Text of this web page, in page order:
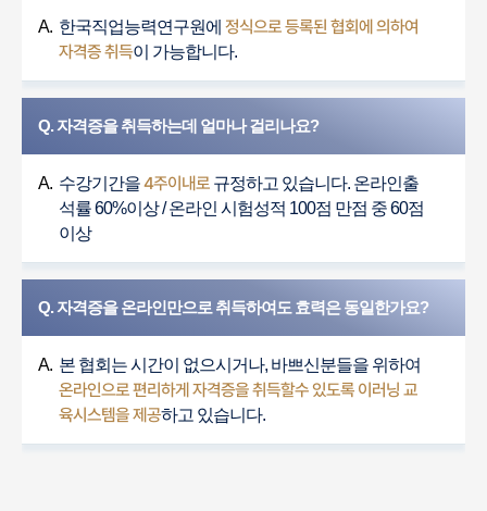
A. 한국직업능력연구원에 정식으로 등록된 협회에 의하여
자격증 취득이 가능합니다.
Q. 자격증을 취득하는데 얼마나 걸리나요?
A. 수강기간을4주이내로규정하고 있습니다. 온라인출
석률 60%이상 / 온라인 시험성적 100점 만점 중 60점
이상
Q. 자격증을 온라인만으로 취득하여도 효력은 동일한가요?
A. 본 협회는 시간이 없으시거나, 바쁘신분들을 위하여
온라인으로 편리하게 자격증을 취득할수 있도록 이러닝 교
육시스템을 제공하고 있습니다.